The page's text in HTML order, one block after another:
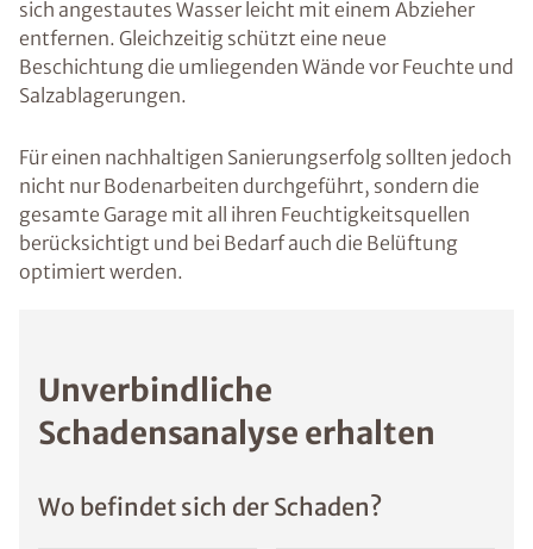
sich angestautes Wasser leicht mit einem Abzieher
entfernen. Gleichzeitig schützt eine neue
Beschichtung die umliegenden Wände vor Feuchte und
Salzablagerungen.
Für einen nachhaltigen Sanierungserfolg sollten jedoch
nicht nur Bodenarbeiten durchgeführt, sondern die
gesamte Garage mit all ihren Feuchtigkeitsquellen
berücksichtigt und bei Bedarf auch die Belüftung
optimiert werden.
Unverbindliche
Schadensanalyse erhalten
Wo befindet sich der Schaden?